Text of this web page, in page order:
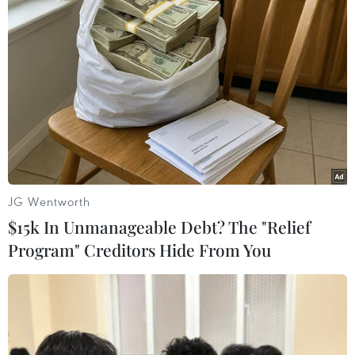
Sách ảnh của TTXVN được
công nhận sản phẩm chào mừng Đại
hội Đảng bộ Chính phủ
15/09/2025 09:44
Cảm xúc về gian trưng bày
của TTXVN tại Triển lãm Thành tựu
đất nước
15/09/2025 07:18
15/09/2025 06:58
JG Wentworth
$15k In Unmanageable Debt? The "Relief
Program" Creditors Hide From You